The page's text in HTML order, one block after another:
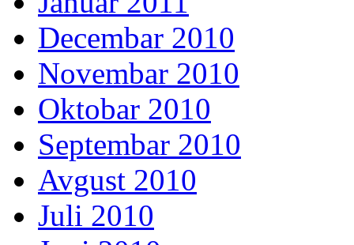
Decembar 2010
Novembar 2010
Oktobar 2010
Septembar 2010
Avgust 2010
Juli 2010